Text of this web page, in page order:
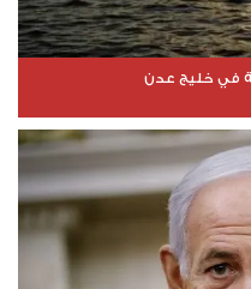
في خليج عدن